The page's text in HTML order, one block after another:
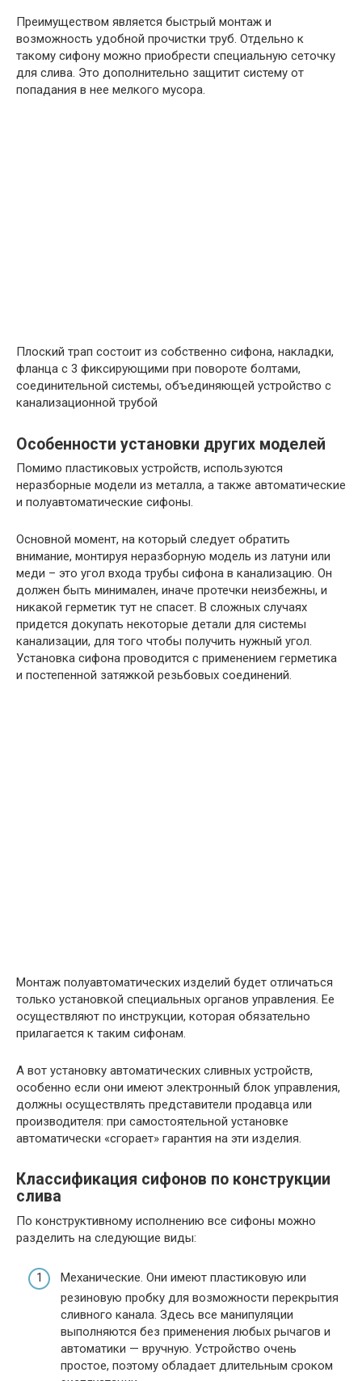
Преимуществом является быстрый монтаж и
возможность удобной прочистки труб. Отдельно к
такому сифону можно приобрести специальную сеточку
для слива. Это дополнительно защитит систему от
попадания в нее мелкого мусора.
Плоский трап состоит из собственно сифона, накладки,
фланца с 3 фиксирующими при повороте болтами,
соединительной системы, объединяющей устройство с
канализационной трубой
Особенности установки других моделей
Помимо пластиковых устройств, используются
неразборные модели из металла, а также автоматические
и полуавтоматические сифоны.
Основной момент, на который следует обратить
внимание, монтируя неразборную модель из латуни или
меди – это угол входа трубы сифона в канализацию. Он
должен быть минимален, иначе протечки неизбежны, и
никакой герметик тут не спасет. В сложных случаях
придется докупать некоторые детали для системы
канализации, для того чтобы получить нужный угол.
Установка сифона проводится с применением герметика
и постепенной затяжкой резьбовых соединений.
Монтаж полуавтоматических изделий будет отличаться
только установкой специальных органов управления. Ее
осуществляют по инструкции, которая обязательно
прилагается к таким сифонам.
А вот установку автоматических сливных устройств,
особенно если они имеют электронный блок управления,
должны осуществлять представители продавца или
производителя: при самостоятельной установке
автоматически «сгорает» гарантия на эти изделия.
Классификация сифонов по конструкции
слива
По конструктивному исполнению все сифоны можно
разделить на следующие виды:
Механические. Они имеют пластиковую или
резиновую пробку для возможности перекрытия
сливного канала. Здесь все манипуляции
выполняются без применения любых рычагов и
автоматики — вручную. Устройство очень
простое, поэтому обладает длительным сроком